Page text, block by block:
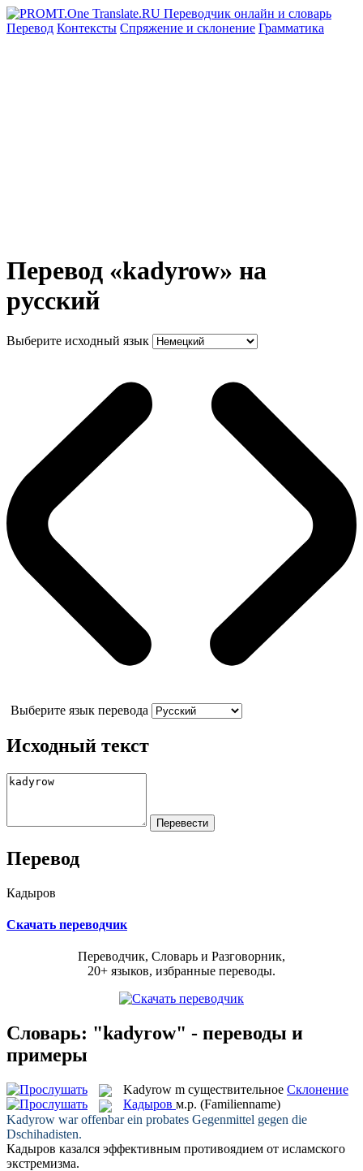
Перевод Контексты Спряжение и склонение Грамматика
Перевод «kadyrow» на
русский
Выберите исходный язык
Выберите язык перевода
Исходный текст
Перевод
Кадыров
Скачать переводчик
Переводчик, Словарь и Разговорник,
20+ языков, избранные переводы.
Словарь: "kadyrow" - переводы и
примеры
Kadyrow m существительное Склонение
Кадыров м.р. (Familienname)
Kadyrow war offenbar ein probates Gegenmittel gegen die
Dschihadisten.
Кадыров казался эффективным противоядием от исламского
экстремизма.